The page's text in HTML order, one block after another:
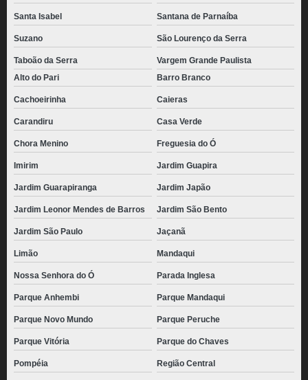
Santa Isabel Santana de Parnaíba
Suzano São Lourenço da Serra
Taboão da Serra
Vargem Grande Paulista
Alto do Pari
Barro Branco
Cachoeirinha Caieras
Carandiru Casa Verde
Chora Menino Freguesia do Ó
Imirim Jardim Guapira
Jardim Guarapiranga Jardim Japão
Jardim Leonor Mendes de Barros Jardim São Bento
Jardim São Paulo Jaçanã
Limão Mandaqui
Nossa Senhora do Ó Parada Inglesa
Parque Anhembi Parque Mandaqui
Parque Novo Mundo Parque Peruche
Parque Vitória Parque do Chaves
Pompéia Região Central